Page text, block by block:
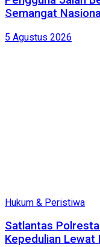
Semangat
5 Agustus 2026
Hukum & Peristiwa
Satlantas
Kepedulian Lewat